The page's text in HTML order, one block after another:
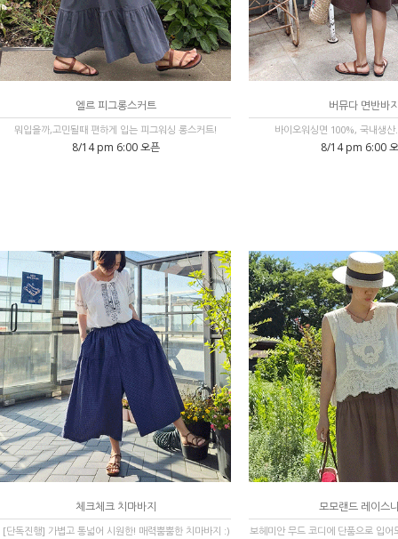
엘르 피그롱스커트
뭐입을까,고민될때 편하게 입는 피그워싱 롱스커트!
8/14 pm 6:00 오픈
버뮤다 면반바
바이오워싱면 100%, 국내생
8/14 pm 6:00
체크체크 치마바지
[단독진행] 가볍고 통넓어 시원한! 매력뿜뿜한 치마바지 :)
모모랜드 레이스
보헤미안 무드 코디에 단품으로 입어